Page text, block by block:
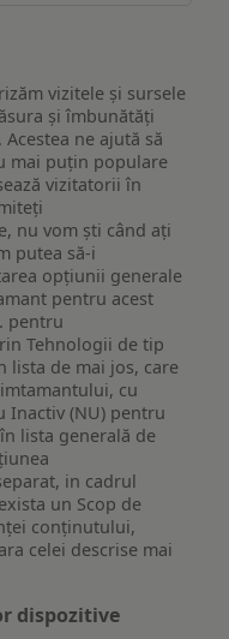
vizitele și sursele
și îmbunătăți
ne ajută să
mai puțin populare
vizitatorii în
nu vom ști când ați
putea să-i
opțiunii generale
pentru acest
pentru
Tehnologii de tip
lista de mai jos, care
cu
Inactiv (NU) pentru
lista generală de
in cadrul
un Scop de
conținutului,
celei descrise mai
dispozitive